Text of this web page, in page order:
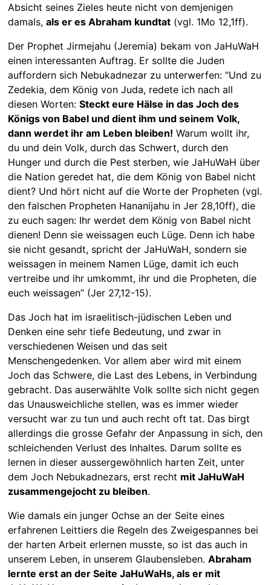
Absicht seines Zieles heute nicht von demjenigen
damals, als er es Abraham kundtat(vgl. 1Mo 12,1ff).
Der Prophet Jirmejahu (Jeremia) bekam von JaHuWaH
einen interessanten Auftrag. Er sollte die Juden
auffordern sich Nebukadnezar zu unterwerfen: “Und zu
Zedekia, dem König von Juda, redete ich nach all
diesen Worten: Steckt eure Hälse in das Joch des
Königs von Babel und dient ihm und seinem Volk,
dann werdet ihr am Leben bleiben! Warum wollt ihr,
du und dein Volk, durch das Schwert, durch den
Hunger und durch die Pest sterben, wie JaHuWaH über
die Nation geredet hat, die dem König von Babel nicht
dient? Und hört nicht auf die Worte der Propheten (vgl.
den falschen Propheten Hananijahu in Jer 28,10ff), die
zu euch sagen: Ihr werdet dem König von Babel nicht
dienen! Denn sie weissagen euch Lüge. Denn ich habe
sie nicht gesandt, spricht der JaHuWaH, sondern sie
weissagen in meinem Namen Lüge, damit ich euch
vertreibe und ihr umkommt, ihr und die Propheten, die
euch weissagen” (Jer 27,12-15).
Das Joch hat im israelitisch-jüdischen Leben und
Denken eine sehr tiefe Bedeutung, und zwar in
verschiedenen Weisen und das seit
Menschengedenken. Vor allem aber wird mit einem
Joch das Schwere, die Last des Lebens, in Verbindung
gebracht. Das auserwählte Volk sollte sich nicht gegen
das Unausweichliche stellen, was es immer wieder
versucht war zu tun und auch recht oft tat. Das birgt
allerdings die grosse Gefahr der Anpassung in sich, den
schleichenden Verlust des Inhaltes. Darum sollte es
lernen in dieser aussergewöhnlich harten Zeit, unter
dem Joch Nebukadnezars, erst recht mit JaHuWaH
zusammengejocht zu bleiben.
Wie damals ein junger Ochse an der Seite eines
erfahrenen Leittiers die Regeln des Zweigespannes bei
der harten Arbeit erlernen musste, so ist das auch in
unserem Leben, in unserem Glaubensleben. Abraham
lernte erst an der Seite JaHuWaHs, als er mit